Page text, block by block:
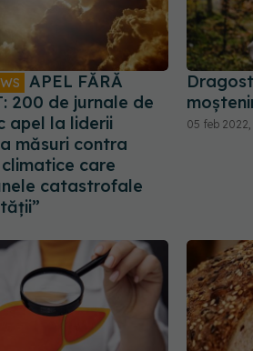
APEL FĂRĂ
200 de jurnale de
apel la liderii
măsuri contra
care
catastrofale
05 feb